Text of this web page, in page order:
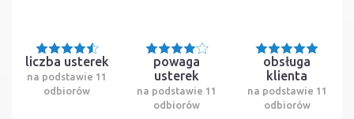
liczba usterek
na podstawie 11
odbiorów
powaga
usterek
na podstawie 11
odbiorów
obsługa
klienta
na podstawie 11
odbiorów